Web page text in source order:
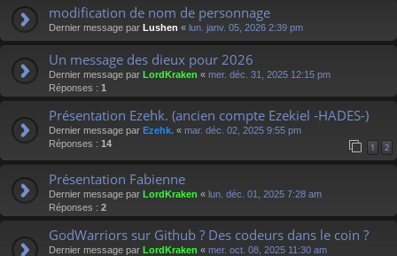
modification de nom de personnage
Dernier message par Lushen « lun. janv. 05, 2026 2:39 pm
Un message des dieux pour 2026
Dernier message par LordKraken « mer. déc. 31, 2025 12:15 pm
Réponses : 1
Présentation Ezehk. (ancien compte Ezekiel -HADES-)
Dernier message par Ezehk. « mar. déc. 02, 2025 9:55 pm
Réponses : 14 1 2
Présentation Fabienne
Dernier message par LordKraken « lun. déc. 01, 2025 7:28 am
Réponses : 2
GodWarriors sur Github ? Des codeurs dans le coin ?
Dernier message par LordKraken « mer. oct. 08, 2025 11:30 am